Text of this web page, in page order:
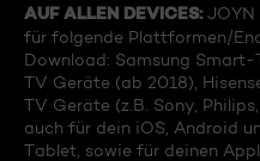
AUF ALLEN DEVICES:
für folgende Plattformen/
Download: Samsung
TV Geräte (ab 2018),
TV Geräte (z.B. Sony,
auch für dein iOS, Android
Tablet, sowie für deinen